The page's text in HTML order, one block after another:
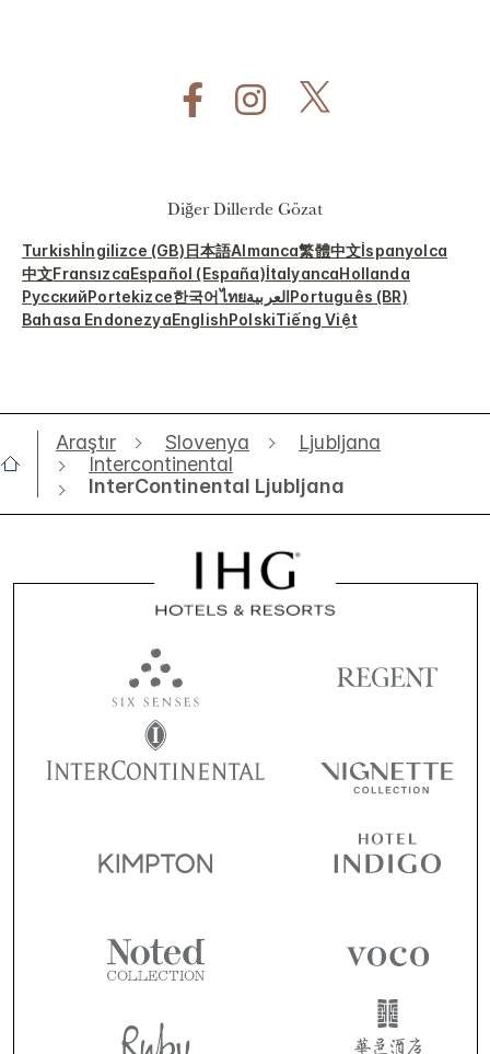
Diğer Dillerde Gözat
Turkishİngilizce (GB)日本語Almanca繁體中文İspanyolca
中文FransızcaEspañol (España)İtalyancaHollanda
РусскийPortekizce한국어ไทยالعربيةPortuguês (BR)
Bahasa EndonezyaEnglishPolskiTiếng Việt
Araştır Slovenya
Ljubljana
Intercontinental
InterContinental Ljubljana